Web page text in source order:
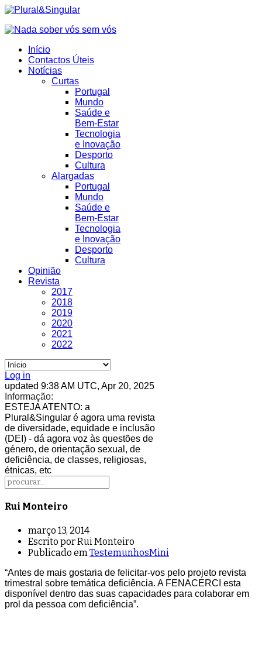
Início
Contactos Úteis
Notícias
Curtas
Portugal
Mundo
Saúde e
Bem-Estar
Tecnologia
e Inovação
Desporto
Cultura
Alargadas
Portugal
Mundo
Saúde e
Bem-Estar
Tecnologia
e Inovação
Desporto
Cultura
Opinião
Revista
2017
2018
2019
2020
2021
2022
Log in
updated 9:38 AM UTC, Apr 20, 2025
Informação:
ESTEJA ATENTO: a
Plural&Singular é agora uma revista
de diversidade, equidade e inclusão
(DEI) - dá agora voz às questões de
género, de orientação sexual, de
deficiência, de classes, religiosas,
étnicas, etc
Rui Monteiro
março 13, 2014
Escrito por Rui Monteiro
Publicado em TestemunhosMini
“Antes de mais gostaria de felicitar-vos pelo projeto revista
trimestral sobre temática deficiência. A FENACERCI esta
disponível dentro das suas capacidades para colaborar em
prol da pessoa com deficiência”.